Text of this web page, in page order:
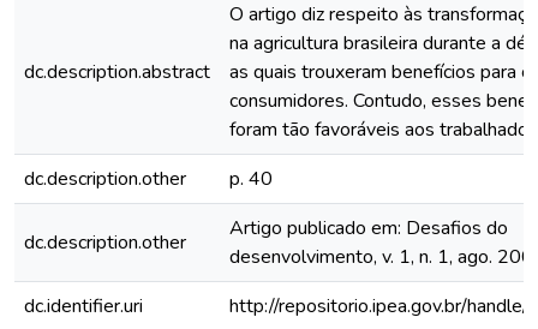
dc.description.abstract
O artigo diz respeito às
na agricultura brasileira durante a
as quais trouxeram benefícios para
consumidores. Contudo, esses
foram tão favoráveis aos
dc.description.other
p. 40
dc.description.other
Artigo publicado em: Desafios do
desenvolvimento, v. 1, n. 1, ago.
dc.identifier.uri
http://repositorio.ipea.gov.br/